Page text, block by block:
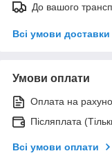
До вашого
Всі умови доставки
Умови оплати
Оплата на
Післяплата
Всі умови оплати